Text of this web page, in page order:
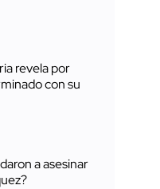
revela por
con su
a asesinar